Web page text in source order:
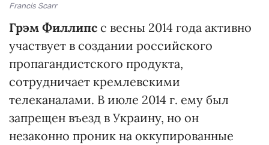
Francis Scarr
Грэм Филлипс с весны 2014 года активно
участвует в создании российского
пропагандистского продукта,
сотрудничает кремлевскими
телеканалами. В июле 2014 г. ему был
запрещен въезд в Украину, но он
незаконно проник на оккупированные